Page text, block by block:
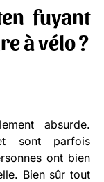
fuyant
à vélo ?
absurde.
sont parfois
ont bien
Bien sûr tout